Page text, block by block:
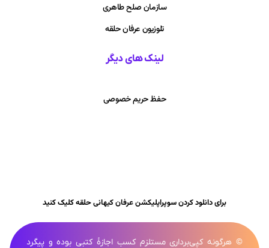
سازمان صلح طاهری
تلوزیون عرفان حلقه
لینک های دیگر
حفظ حریم خصوصی
برای دانلود کردن سوپراپلیکشن عرفان کیهانی حلقه کلیک کنید
© هرگونه کپی‌برداری مستلزم کسب اجازۀ کتبی بوده و پیگرد